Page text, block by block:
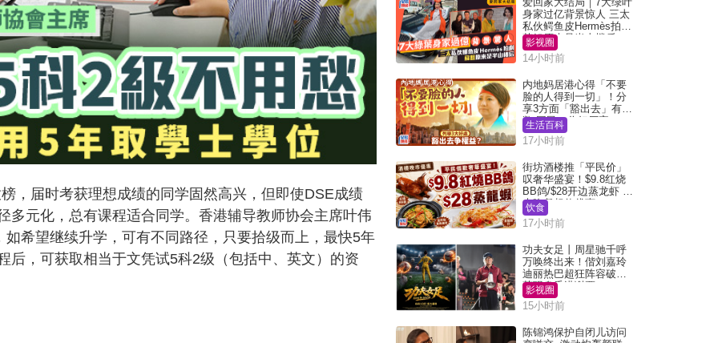
，届时考获理想成绩的同学固然高兴，但即使DSE成绩
多元化，总有课程适合同学。香港辅导教师协会主席叶伟
希望继续升学，可有不同路径，只要拾级而上，最快5年
后，可获取相当于文凭试5科2级（包括中、英文）的资
身家过亿背景惊人 三太
私伙鳄鱼皮Hermès拍剧
苏姐原来是半山楼后
影视圈
14小时前
内地妈居港心得「不要
脸的人得到一切」！分
享3方面「豁出去」有著
数 网民：你好厉害
生活百科
17小时前
街坊酒楼推「平民价」
叹奢华盛宴！$9.8红烧
BB鸽/$28开边蒸龙虾 3
大晚餐超值优惠
饮食
17小时前
功夫女足丨周星驰千呼
万唤终出来！偕刘嘉玲
迪丽热巴超狂阵容破天
荒现身香港谢票
影视圈
15小时前
陈锦鸿保护自闭儿访问